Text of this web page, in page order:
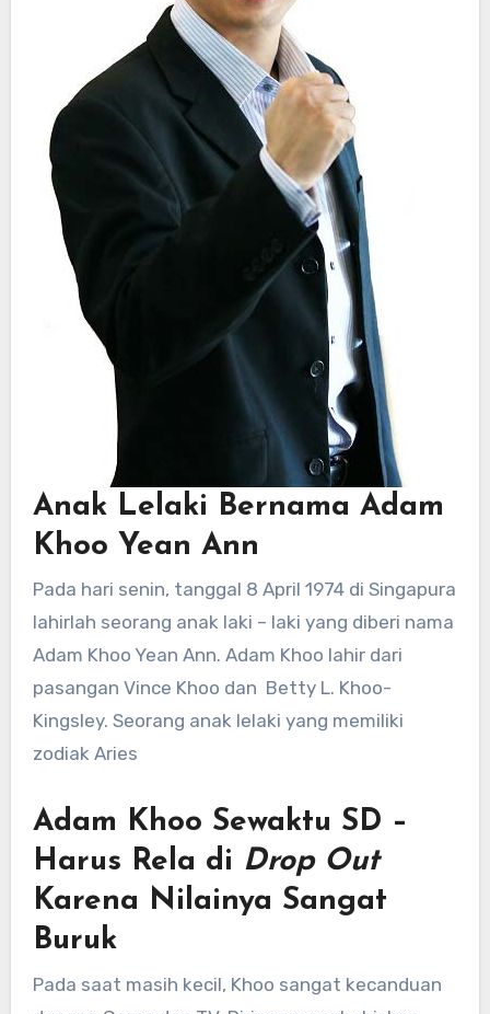
Anak Lelaki Bernama Adam
Khoo Yean Ann
Pada hari senin, tanggal 8 April 1974 di Singapura
lahirlah seorang anak laki – laki yang diberi nama
Adam Khoo Yean Ann. Adam Khoo lahir dari
pasangan Vince Khoo dan Betty L. Khoo-
Kingsley. Seorang anak lelaki yang memiliki
zodiak Aries
Adam Khoo Sewaktu SD –
Harus Rela di Drop Out
Karena Nilainya Sangat
Buruk
Pada saat masih kecil, Khoo sangat kecanduan